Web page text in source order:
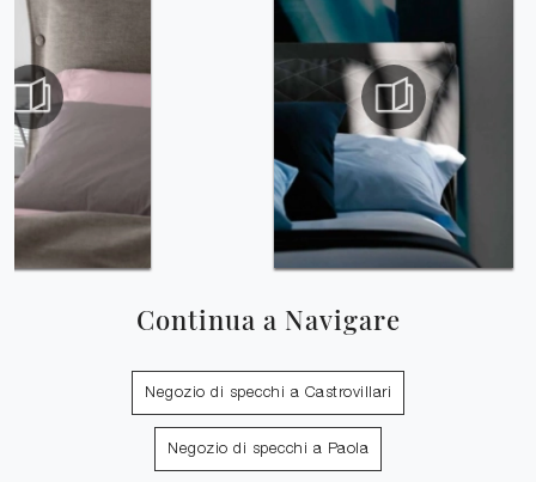
Continua a Navigare
Negozio di specchi a Castrovillari
Negozio di specchi a Paola